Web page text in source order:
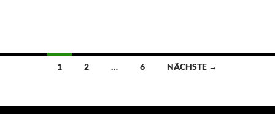
Beitragsnavigation
1 2 … 6 NÄCHSTE →